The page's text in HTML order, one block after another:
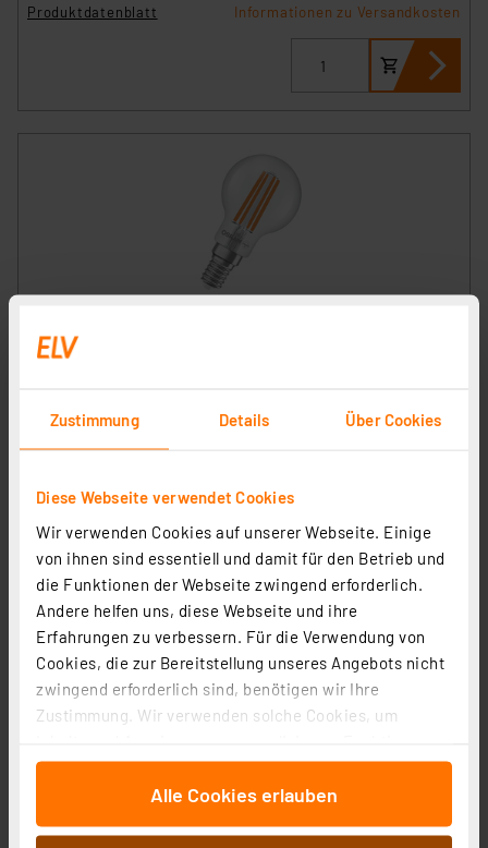
Zustimmung Details Über Cookies
Diese Webseite verwendet Cookies
Wir verwenden Cookies auf unserer Webseite. Einige
von ihnen sind essentiell und damit für den Betrieb und
die Funktionen der Webseite zwingend erforderlich.
Andere helfen uns, diese Webseite und ihre
Erfahrungen zu verbessern. Für die Verwendung von
Cookies, die zur Bereitstellung unseres Angebots nicht
zwingend erforderlich sind, benötigen wir Ihre
Zustimmung. Wir verwenden solche Cookies, um
für soziale Medien anbieten zu können und die Zugriffe
auf unsere Website zu analysieren. Außerdem geben
wir Informationen zu Ihrer Verwendung unserer Website
Alle Cookies erlauben
Produktdatenblatt
Informationen zu Versandkosten
E14, warmweiß, klar
6,95 €
Osram LED Classic P 40, Filament, EEK A, 2,2 W, 470 lm,
Artikel-Nr. 258418